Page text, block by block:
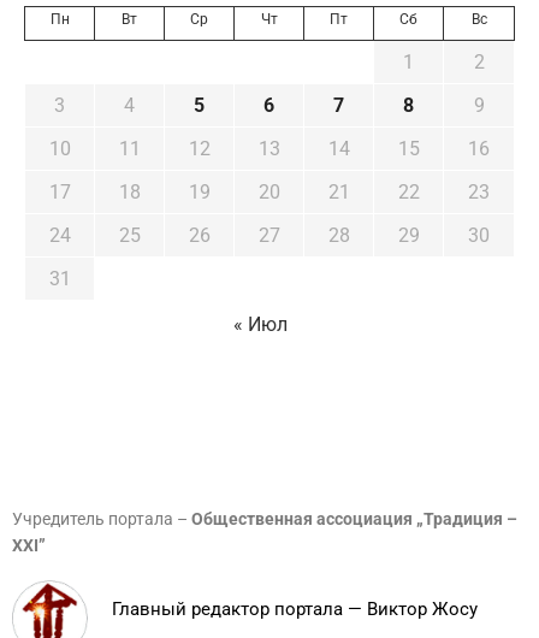
Пн Вт Ср Чт Пт Сб Вс
1
2
3
4 5 6 7 8
9
10
11 12 13 14 15
16
17
18 19 20 21 22
23
24
25 26 27 28 29
30
31
« Июл
Учредитель портала – Общественная ассоциация „Традиция –
XXI”
Главный редактор портала — Виктор Жосу